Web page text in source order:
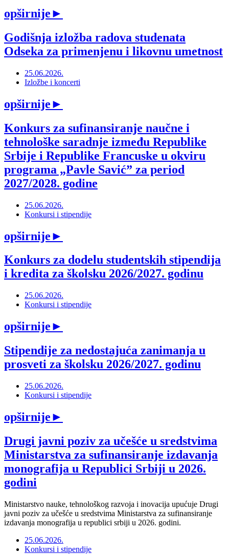
opširnije►
Godišnja izložba radova studenata
Odseka za primenjenu i likovnu umetnost
25.06.2026.
Izložbe i koncerti
opširnije►
Konkurs za sufinansiranje naučne i
tehnološke saradnje između Republike
Srbije i Republike Francuske u okviru
programa „Pavle Savićˮ za period
2027/2028. godine
25.06.2026.
Konkursi i stipendije
opširnije►
Konkurs za dodelu studentskih stipendija
i kredita za školsku 2026/2027. godinu
25.06.2026.
Konkursi i stipendije
opširnije►
Stipendije za nedostajuća zanimanja u
prosveti za školsku 2026/2027. godinu
25.06.2026.
Konkursi i stipendije
opširnije►
Drugi javni poziv za učešće u sredstvima
Ministarstva za sufinansiranje izdavanja
monografija u Republici Srbiji u 2026.
godini
Ministarstvo nauke, tehnološkog razvoja i inovacija upućuje Drugi
javni poziv za učešće u sredstvima Ministarstva za sufinansiranje
izdavanja monografija u republici srbiji u 2026. godini.
25.06.2026.
Konkursi i stipendije